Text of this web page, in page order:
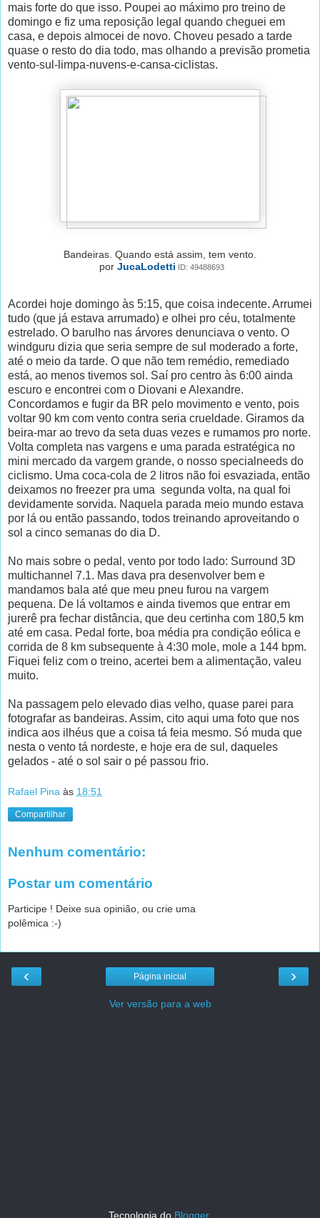
mais forte do que isso. Poupei ao máximo pro treino de
domingo e fiz uma reposição legal quando cheguei em
casa, e depois almocei de novo. Choveu pesado a tarde
quase o resto do dia todo, mas olhando a previsão prometia
vento-sul-limpa-nuvens-e-cansa-ciclistas.
Bandeiras. Quando está assim, tem vento.
por JucaLodetti ID: 49488693
Acordei hoje domingo às 5:15, que coisa indecente. Arrumei
tudo (que já estava arrumado) e olhei pro céu, totalmente
estrelado. O barulho nas árvores denunciava o vento. O
windguru dizia que seria sempre de sul moderado a forte,
até o meio da tarde. O que não tem remédio, remediado
está, ao menos tivemos sol. Saí pro centro às 6:00 ainda
escuro e encontrei com o Diovani e Alexandre.
Concordamos e fugir da BR pelo movimento e vento, pois
voltar 90 km com vento contra seria crueldade. Giramos da
beira-mar ao trevo da seta duas vezes e rumamos pro norte.
Volta completa nas vargens e uma parada estratégica no
mini mercado da vargem grande, o nosso specialneeds do
ciclismo. Uma coca-cola de 2 litros não foi esvaziada, então
deixamos no freezer pra uma segunda volta, na qual foi
devidamente sorvida. Naquela parada meio mundo estava
por lá ou então passando, todos treinando aproveitando o
sol a cinco semanas do dia D.
No mais sobre o pedal, vento por todo lado: Surround 3D
multichannel 7.1. Mas dava pra desenvolver bem e
mandamos bala até que meu pneu furou na vargem
pequena. De lá voltamos e ainda tivemos que entrar em
jurerê pra fechar distância, que deu certinha com 180,5 km
até em casa. Pedal forte, boa média pra condição eólica e
corrida de 8 km subsequente à 4:30 mole, mole a 144 bpm.
Fiquei feliz com o treino, acertei bem a alimentação, valeu
muito.
Na passagem pelo elevado dias velho, quase parei para
fotografar as bandeiras. Assim, cito aqui uma foto que nos
indica aos ilhéus que a coisa tá feia mesmo. Só muda que
nesta o vento tá nordeste, e hoje era de sul, daqueles
gelados - até o sol sair o pé passou frio.
Rafael Pina às 18:51
Compartilhar
Nenhum comentário:
Postar um comentário
Participe ! Deixe sua opinião, ou crie uma
polêmica :-)
‹ ›
Página inicial
Ver versão para a web
Tecnologia do Blogger.